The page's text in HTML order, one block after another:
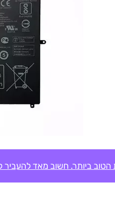
ביותר. חשוב מאד להעביר